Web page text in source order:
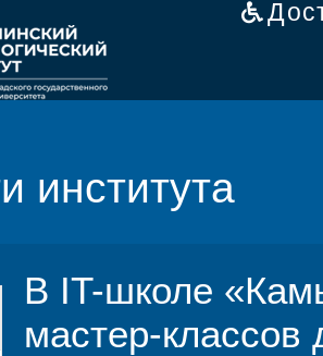
института
В IT-школе
мастер-классов